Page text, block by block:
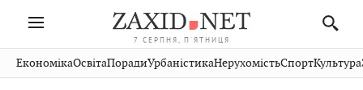
7 СЕРПНЯ, П'ЯТНИЦЯ
Івано-
Франківськ
РівнеСтрий
Публікації
Авто СловкоКультура
ЕкономікаОсвітаПорадиУрбаністикаНерухомістьСпортКультура